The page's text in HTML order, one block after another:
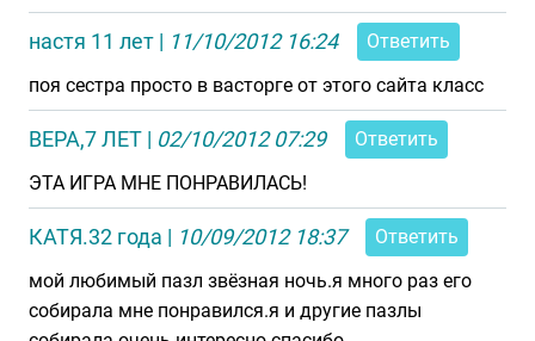
настя 11 лет | 11/10/2012 16:24
Ответить
поя сестра просто в васторге от этого сайта класс
ВЕРА,7 ЛЕТ | 02/10/2012 07:29
Ответить
ЭТА ИГРА МНЕ ПОНРАВИЛАСЬ!
КАТЯ.32 года | 10/09/2012 18:37
Ответить
мой любимый пазл звёзная ночь.я много раз его
собирала мне понравился.я и другие пазлы